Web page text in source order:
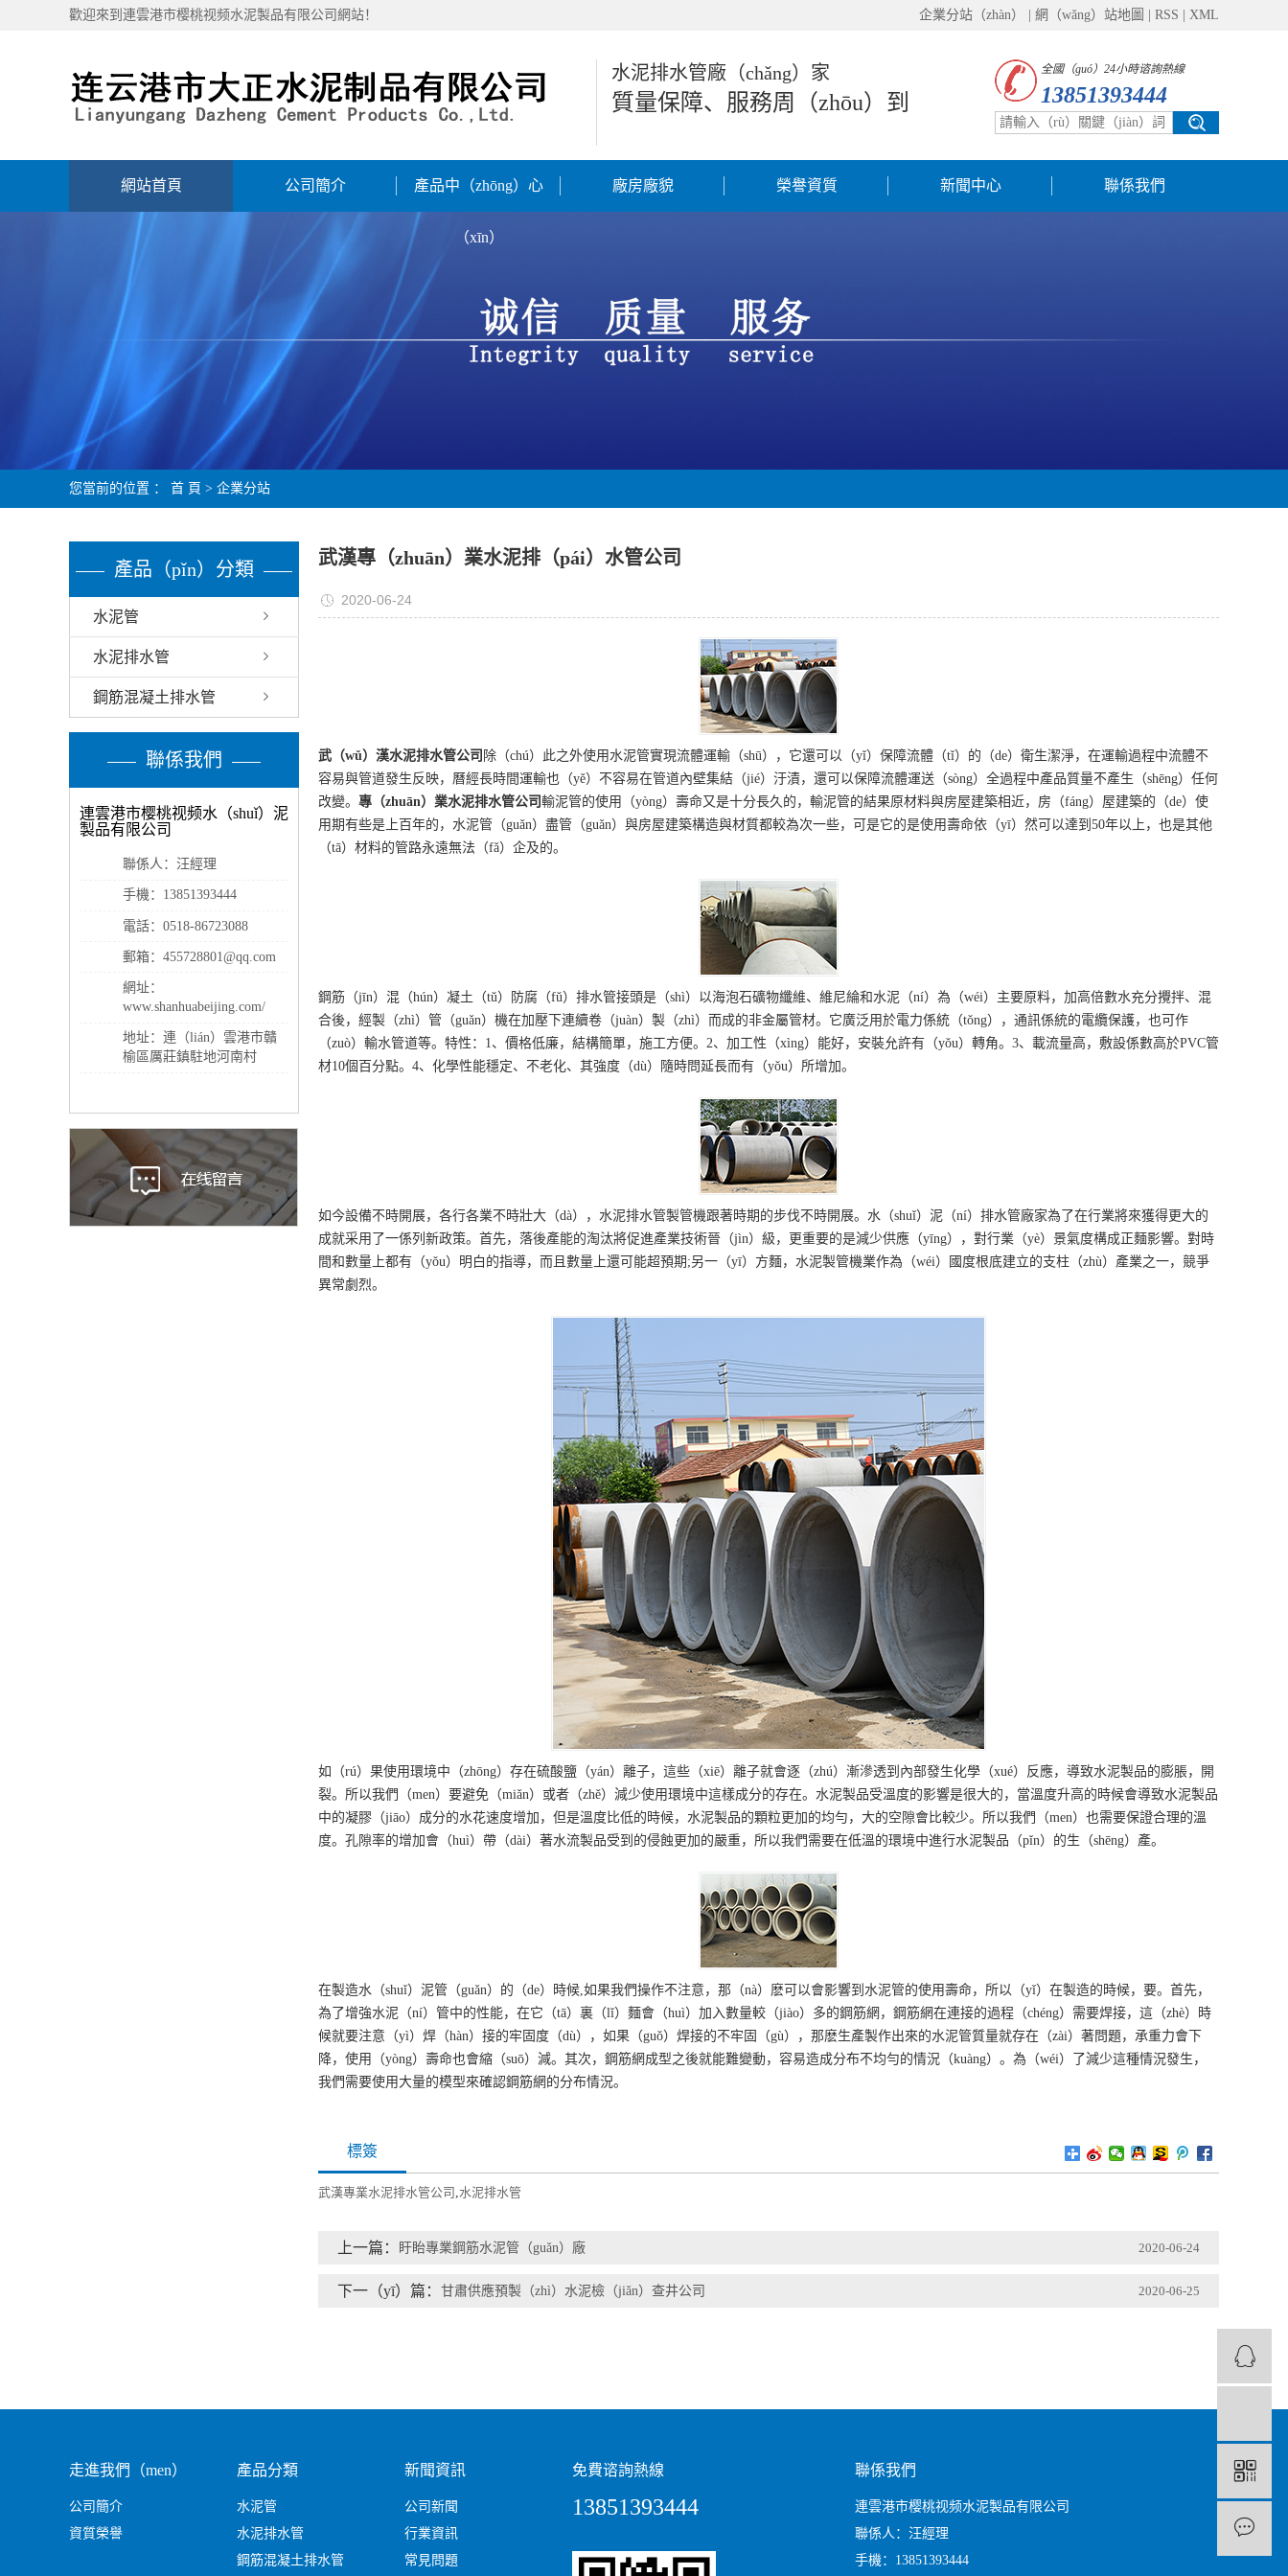
歡迎來到連雲港市樱桃视频水泥製品有限公司網站！ 企業分站（zhàn） 網（wǎng）站地圖 RSS XML
水泥排水管廠（chǎng）家
質量保障、服務周（zhōu）到
全國（guó）24小時谘詢熱線
13851393444
網站首頁 公司簡介 產品中（zhōng）心
（xīn）
廠房廠貌 榮譽資質 新聞中心 聯係我們
您當前的位置 ： 首 頁 > 企業分站
產品（pǐn）分類
水泥管
水泥排水管
鋼筋混凝土排水管
聯係我們
連雲港市樱桃视频水（shuǐ）泥
製品有限公司
聯係人：汪經理
手機：13851393444
電話：0518-86723088
郵箱：455728801@qq.com
網址：
www.shanhuabeijing.com/
地址：連（lián）雲港市贛
榆區厲莊鎮駐地河南村
武漢專（zhuān）業水泥排（pái）水管公司
2020-06-24
武（wǔ）漢水泥排水管公司 除（chú）此之外使用水泥管實現流體運輸（shū），它還可以（yǐ）保障流體（tǐ）的（de）衛生潔淨，在運輸過程中流體不
容易與管道發生反映，曆經長時間運輸也（yě）不容易在管道內壁集結（jié）汙漬，還可以保障流體運送（sòng）全過程中產品質量不產生（shēng）任何
改變。 專（zhuān）業水泥排水管公司 輸泥管的使用（yòng）壽命又是十分長久的，輸泥管的結果原材料與房屋建築相近，房（fáng）屋建築的（de）使
用期有些是上百年的，水泥管（guǎn）盡管（guǎn）與房屋建築構造與材質都較為次一些，可是它的是使用壽命依（yī）然可以達到50年以上，也是其他
（tā）材料的管路永遠無法（fǎ）企及的。
鋼筋（jīn）混（hún）凝土（tǔ）防腐（fǔ）排水管接頭是（shì）以海泡石礦物纖維、維尼綸和水泥（ní）為（wéi）主要原料，加高倍數水充分攪拌、混
合後，經製（zhì）管（guǎn）機在加壓下連續卷（juàn）製（zhì）而成的非金屬管材。它廣泛用於電力係統（tǒng），通訊係統的電纜保護，也可作
（zuò）輸水管道等。特性：1、價格低廉，結構簡單，施工方便。2、加工性（xìng）能好，安裝允許有（yǒu）轉角。3、載流量高，敷設係數高於PVC管
材10個百分點。4、化學性能穩定、不老化、其強度（dù）隨時問延長而有（yǒu）所增加。
如今設備不時開展，各行各業不時壯大（dà），水泥排水管製管機跟著時期的步伐不時開展。水（shuǐ）泥（ní）排水管廠家為了在行業將來獲得更大的
成就采用了一係列新政策。首先，落後產能的淘汰將促進產業技術晉（jìn）級，更重要的是減少供應（yīng），對行業（yè）景氣度構成正麵影響。對時
間和數量上都有（yǒu）明白的指導，而且數量上還可能超預期;另一（yī）方麵，水泥製管機業作為（wéi）國度根底建立的支柱（zhù）產業之一，競爭
異常劇烈。
如（rú）果使用環境中（zhōng）存在硫酸鹽（yán）離子，這些（xiē）離子就會逐（zhú）漸滲透到內部發生化學（xué）反應，導致水泥製品的膨脹，開
裂。所以我們（men）要避免（miǎn）或者（zhě）減少使用環境中這樣成分的存在。水泥製品受溫度的影響是很大的，當溫度升高的時候會導致水泥製品
中的凝膠（jiāo）成分的水花速度增加，但是溫度比低的時候，水泥製品的顆粒更加的均勻，大的空隙會比較少。所以我們（men）也需要保證合理的溫
度。孔隙率的增加會（huì）帶（dài）著水流製品受到的侵蝕更加的嚴重，所以我們需要在低溫的環境中進行水泥製品（pǐn）的生（shēng）產。
在製造水（shuǐ）泥管（guǎn）的（de）時候,如果我們操作不注意，那（nà）麽可以會影響到水泥管的使用壽命，所以（yǐ）在製造的時候，要。首先，
為了增強水泥（ní）管中的性能，在它（tā）裏（lǐ）麵會（huì）加入數量較（jiào）多的鋼筋網，鋼筋網在連接的過程（chéng）需要焊接，這（zhè）時
候就要注意（yì）焊（hàn）接的牢固度（dù），如果（guǒ）焊接的不牢固（gù），那麽生產製作出來的水泥管質量就存在（zài）著問題，承重力會下
降，使用（yòng）壽命也會縮（suō）減。其次，鋼筋網成型之後就能難變動，容易造成分布不均勻的情況（kuàng）。為（wéi）了減少這種情況發生，
我們需要使用大量的模型來確認鋼筋網的分布情況。
標簽
武漢專業水泥排水管公司 水泥排水管
上一篇： 盱眙專業鋼筋水泥管（guǎn）廠 2020-06-24
下一（yī）篇： 甘肅供應預製（zhì）水泥檢（jiǎn）查井公司 2020-06-25
走進我們（men）
公司簡介
資質榮譽
產品分類
水泥管
水泥排水管
鋼筋混凝土排水管
新聞資訊
公司新聞
行業資訊
常見問題
免費谘詢熱線
13851393444
聯係我們
連雲港市樱桃视频水泥製品有限公司
聯係人：汪經理
手機：13851393444